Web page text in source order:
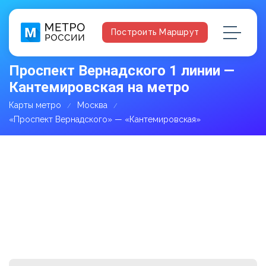
Построить Маршрут
Проспект Вернадского 1 линии —
Кантемировская на метро
Карты метро
Москва
«Проспект Вернадского» — «Кантемировская»